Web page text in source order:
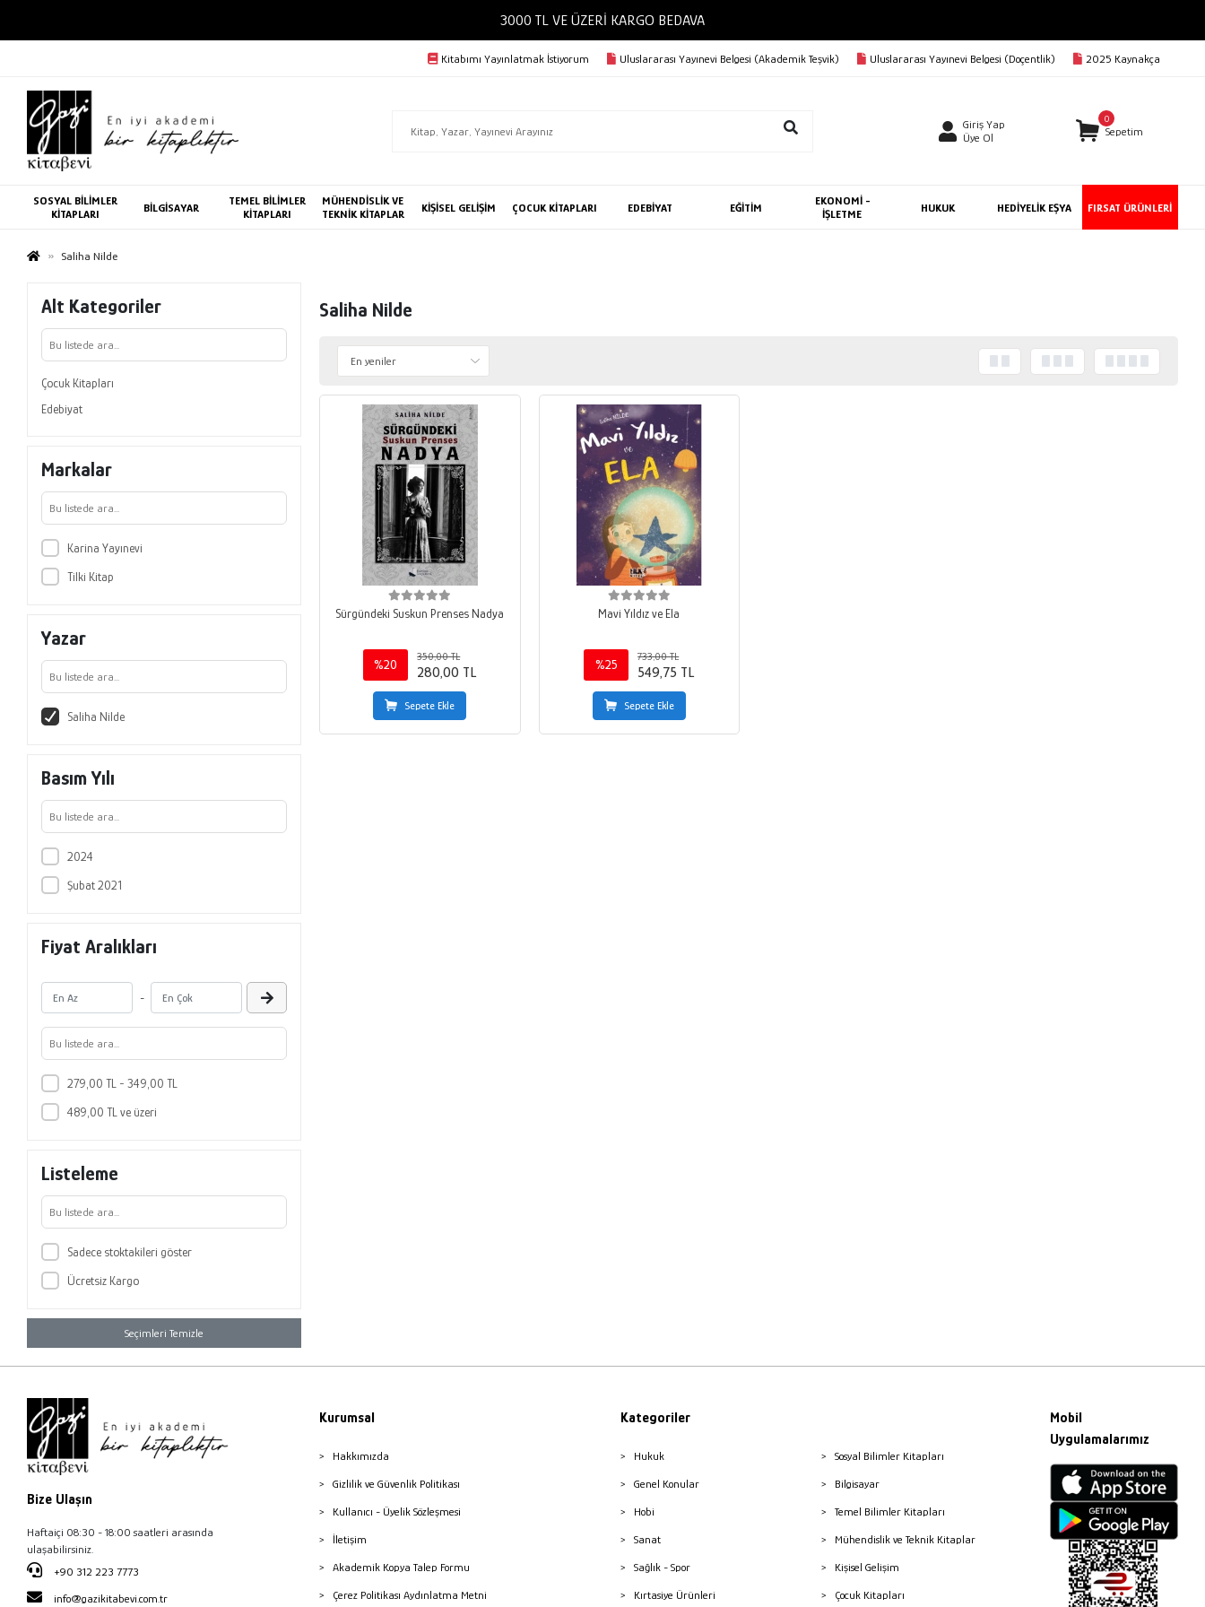
3000 TL VE ÜZERİ KARGO BEDAVA
Kitabımı Yayınlatmak İstiyorum Uluslararası Yayınevi Belgesi (Akademik Teşvik) Uluslararası Yayınevi Belgesi (Doçentlik) 2025 Kaynakça
Giriş Yap
Üye Ol
0
Sepetim
SOSYAL BİLİMLER
KİTAPLARI
BİLGİSAYAR
TEMEL BİLİMLER
KİTAPLARI
MÜHENDİSLİK VE
TEKNİK KİTAPLAR
KİŞİSEL GELİŞİM ÇOCUK KİTAPLARI EDEBİYAT EĞİTİM
EKONOMİ -
İŞLETME
HUKUK HEDİYELİK EŞYA FIRSAT ÜRÜNLERİ
Saliha Nilde
Alt Kategoriler
Çocuk Kitapları
Edebiyat
Markalar
Karina Yayınevi
Tilki Kitap
Yazar
Saliha Nilde
Basım Yılı
2024
Şubat 2021
Fiyat Aralıkları
-
279,00 TL - 349,00 TL
489,00 TL ve üzeri
Listeleme
Sadece stoktakileri göster
Ücretsiz Kargo
Seçimleri Temizle
Saliha Nilde
Sürgündeki Suskun Prenses Nadya
%20
350,00 TL
280,00 TL
Sepete Ekle
Mavi Yıldız ve Ela
%25
733,00 TL
549,75 TL
Sepete Ekle
Bize Ulaşın
Haftaiçi 08:30 - 18:00 saatleri arasında
ulaşabilirsiniz.
+90 312 223 7773
info@gazikitabevi.com.tr
Kurumsal
Hakkımızda
Gizlilik ve Güvenlik Politikası
Kullanıcı - Üyelik Sözleşmesi
İletişim
Akademik Kopya Talep Formu
Çerez Politikası Aydınlatma Metni
Kategoriler
Hukuk
Genel Konular
Hobi
Sanat
Sağlık - Spor
Kırtasiye Ürünleri
Sosyal Bilimler Kitapları
Bilgisayar
Temel Bilimler Kitapları
Mühendislik ve Teknik Kitaplar
Kişisel Gelişim
Çocuk Kitapları
Mobil
Uygulamalarımız